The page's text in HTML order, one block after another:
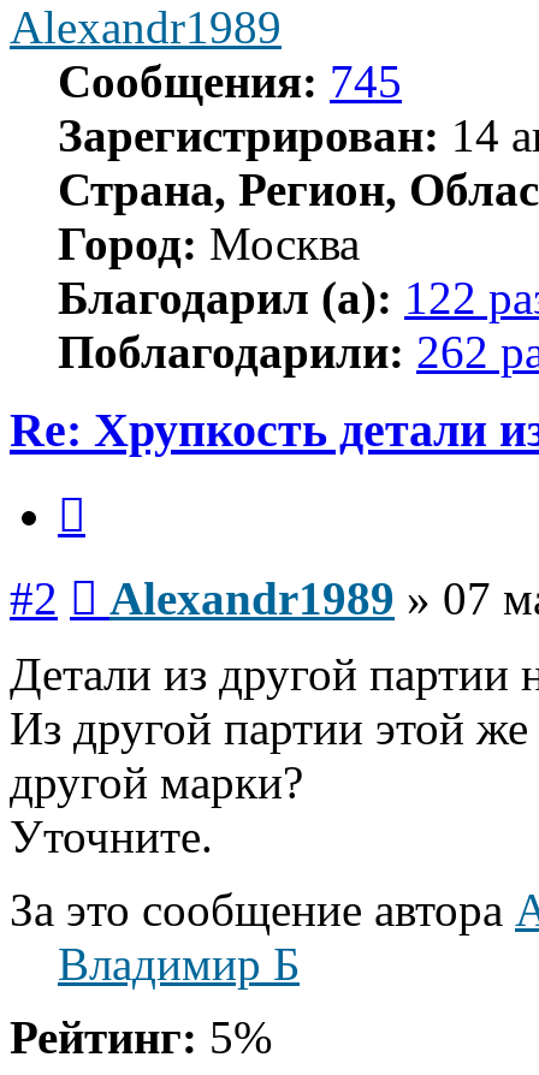
Alexandr1989
Сообщения: 745
Зарегистрирован: 14
Страна, Регион,
Город: Москва
Благодарил (а): 122
Поблагодарили: 262
Re: Хрупкость детали
#2 Alexandr1989 » 07
Детали из другой партии
Из другой партии этой
другой марки?
Уточните.
За это сообщение автора
Владимир Б
Рейтинг: 5%